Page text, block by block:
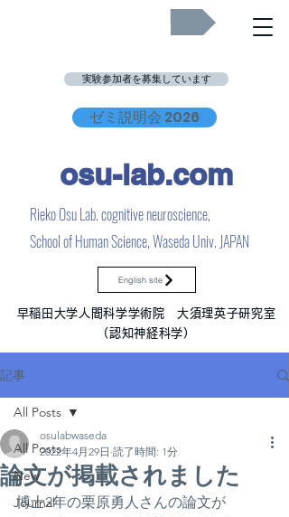
実験参加者を募集しています
osu-lab.com
Rieko Osu Lab. cognitive neuroscience,
School of Human Science, Waseda Univ. JAPAN
English site
早稲田大学人間科学学術院 大須理英子研究室
（認知神経科学）
ゼミ説明会 2026
記事
All Posts
New
Journal
All Posts
論文が掲載されました
osulabwaseda
2022年4月29日 読了時間: 1分
博士2年の栗原勇人さんの論文が